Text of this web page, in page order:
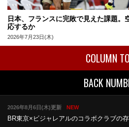
日本、フランスに完敗で見えた課題。
応するか
2026年7月23日(木)
COLUMN
BACK
2026年8月6日(木)更新 NEW
BR東京×ビジャレアルのコラボクラブの